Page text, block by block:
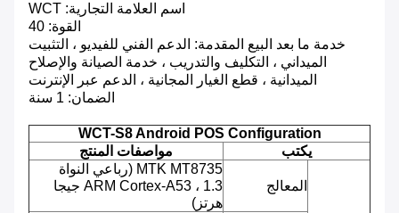
اسم العلامة التجارية: WCT
القوة: 40
خدمة ما بعد البيع المقدمة: الدعم الفني للفيديو ، التثبيت
الميداني ، التكليف والتدريب ، خدمة الصيانة والإصلاح
الميدانية ، قطع الغيار المجانية ، الدعم عبر الإنترنت
الضمان: 1 سنة
WCT-S8 Android POS Configuration
يكتب
مواصفات المنتج
المعالج
MTK MT8735 (رباعي النواة
ARM Cortex-A53 ، 1.3 جيجا
هرتز)